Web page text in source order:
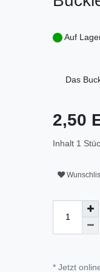
Auf
Das
2,50
Inhalt 1
* Jetzt